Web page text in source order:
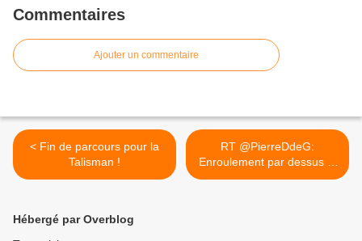
Commentaires
Ajouter un commentaire
< Fin de parcours pour la
Talisman !
RT @PierreDdeG:
Enroulement par dessus la
hanche :... >
Hébergé par Overblog